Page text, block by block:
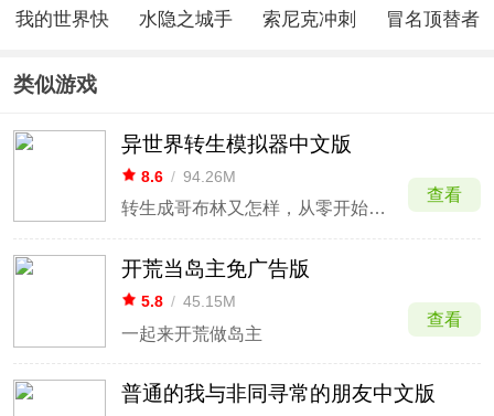
我的世界快
水隐之城手
索尼克冲刺
冒名顶替者
类似游戏
异世界转生模拟器中文版
8.6 / 94.26M
转生成哥布林又怎样，从零开始的奇异人生
查看
开荒当岛主免广告版
5.8 / 45.15M
一起来开荒做岛主
查看
普通的我与非同寻常的朋友中文版